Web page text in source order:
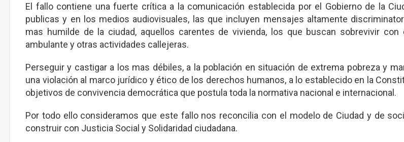
El fallo contiene una fuerte crítica a la comunicación establecida por el Gobierno de la
publicas y en los medios audiovisuales, las que incluyen mensajes altamente
mas humilde de la ciudad, aquellos carentes de vivienda, los que buscan sobrevivir con
ambulante y otras actividades callejeras.
Perseguir y castigar a los mas débiles, a la población en situación de extrema pobreza y
una violación al marco jurídico y ético de los derechos humanos, a lo establecido en la
objetivos de convivencia democrática que postula toda la normativa nacional e internacional.
Por todo ello consideramos que este fallo nos reconcilia con el modelo de Ciudad y de
construir con Justicia Social y Solidaridad ciudadana.